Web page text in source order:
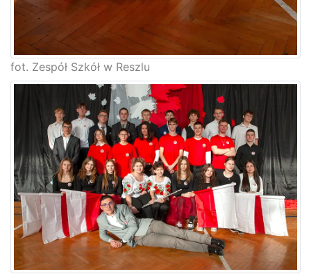
fot. Zespół Szkół w Reszlu